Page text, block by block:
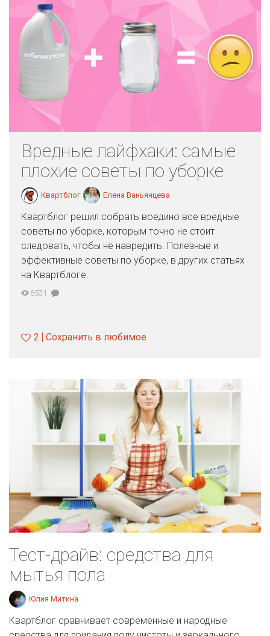
Вредные лайфхаки: самые
плохие советы по уборке
Квартблог Елена Ваньянцева
Квартблог решил собрать воедино все вредные
советы по уборке, которым точно не стоит
следовать, чтобы не навредить. Полезные и
эффективные советы по уборке, в других статьях
на Квартблоге.
6531
2 Сохранить в любимое
Тест-драйв: средства для
мытья пола
Юлия Митина
Квартблог сравнивает современные и народные